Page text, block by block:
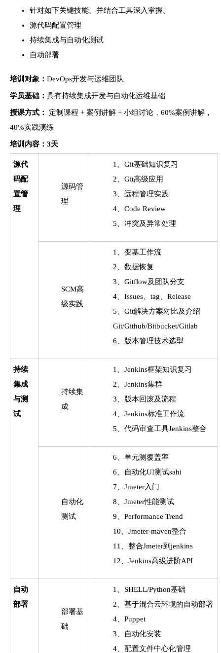
针对如下关键技能、并结合工具深入掌握。
源代码配置管理
持续集成与自动化测试
自动部署
培训对象： DevOps开发与运维团队
学员基础： 具有持续集成开发与自动化运维基础
授课方式：
定制课程 + 案例讲解 + 小组讨论，60%案例讲解，
40%实践演练
培训 内容：3天
源代
码配
置管
理
源码管
理
1、Git基础知识复习
2、Git高级应用
3、远程管理实践
4、Code Review
5、冲突及异常处理
SCM高
级实践
1、变基工作流
2、数据恢复
3、Gitflow及团队分支
4、Issues、tag、Release
5、Git解决方案对比及介绍
Git/Github/Bitbucket/Gitlab
6、版本管理技术选型
持续
集成
与测
试
持续集
成
1、Jenkins框架知识复习
2、Jenkins集群
3、版本回滚及流程
4、Jenkins标准工作流
5、代码审查工具Jenkins整合
自动化
测试
6、单元测覆盖率
6、自动化UI测试sahi
7、Jmeter入门
8、Jmeter性能测试
9、Performance Trend
10、Jmeter-maven整合
11、整合Jmeter到jenkins
12、Jenkins高级进阶API
自动
部署
部署基
础
1、SHELL/Python基础
2、基于混合云环境的自动部署
4、Puppet
3、自动化安装
4、配置文件中心化管理